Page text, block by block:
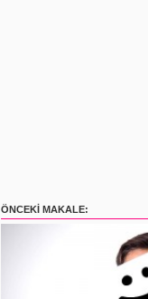
ÖNCEKI MAKALE: